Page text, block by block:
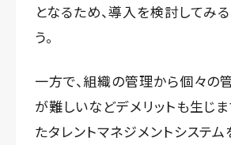
となるため、導入を検討してみ
う。
一方で、組織の管理から個々の
が難しいなどデメリットも生じ
たタレントマネジメントシステム